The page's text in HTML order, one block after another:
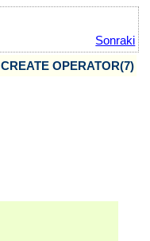
Sonraki
CREATE OPERATOR(7)